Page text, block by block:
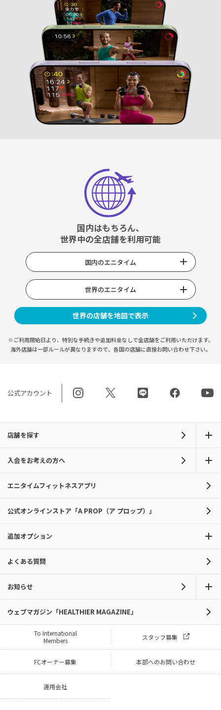
国内はもちろん、
世界中の全店舗を利用可能
国内のエニタイム
世界のエニタイム
世界の店舗を地図で表示
※ご利用開始日より、特別な手続きや追加料金なしで全店舗をご利用いただけます。
海外店舗は一部ルールが異なりますので、 各国の店舗に直接お問い合わせ下さい。
公式アカウント
店舗を探す
入会をお考えの方へ
エニタイムフィットネスアプリ
公式オンラインストア「A PROP（ア プロップ）」
追加オプション
よくある質問
お知らせ
ウェブマガジン「HEALTHIER MAGAZINE」
To International
Members
スタッフ募集
FCオーナー募集 本部へのお問い合わせ
運用会社